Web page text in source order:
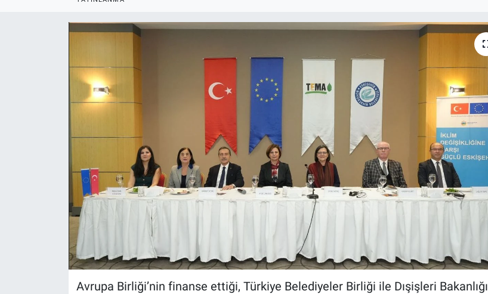
Avrupa Birliği’nin finanse ettiği, Türkiye Belediyeler Birliği ile Dışişleri Bakanlığı